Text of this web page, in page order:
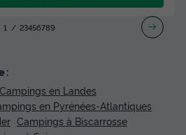
1 23456789
:
Campings en Landes
en Pyrénées-Atlantiques
Campings à Biscarrosse